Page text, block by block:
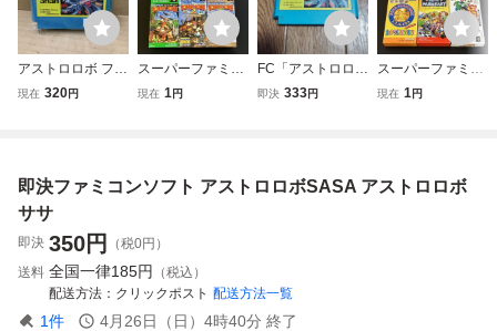
アストロロボ ファ
ミコンソフト ソフ
現在 320円
スーパーファミコ
ン SFC 星のカー
ファミ
現在 1円
FC「アストロロボ
ササ」ソフトのみ
即決 333円
スーパーファミコ
ン SFC スーパー
フト 5本 まとめ セ
現在 1円
即決ファミコンソフト アストロロボSASA アストロロボ
ササ
即決 350円
（税0円）
送料 全国一律185円
（税込）
配送方法
クリックポスト 配送方法一覧
1件 4月26日（日）4時40分 終了